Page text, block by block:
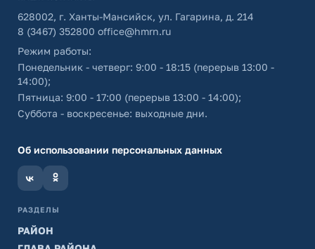
628002, г. Ханты-Мансийск, ул. Гагарина, д. 214
8 (3467) 352800 office@hmrn.ru
Режим работы:
Понедельник - четверг: 9:00 - 18:15 (перерыв 13:00 -
14:00);
Пятница: 9:00 - 17:00 (перерыв 13:00 - 14:00);
Суббота - воскресенье: выходные дни.
Об использовании персональных данных
РАЗДЕЛЫ
РАЙОН